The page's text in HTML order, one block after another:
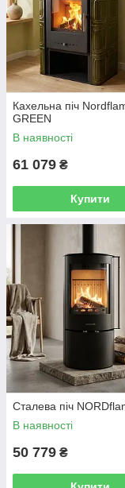
Кахельна піч
GREEN
В наявності
61 079 ₴
Купити
Сталева піч
В наявності
50 779 ₴